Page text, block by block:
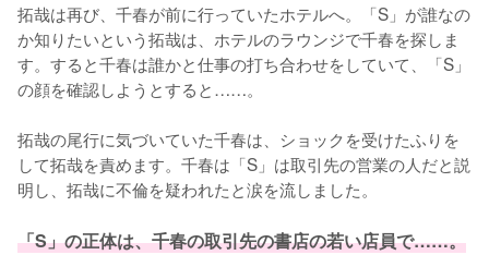
拓哉は再び、千春が前に行っていたホテルへ。「S」が誰なの
か知りたいという拓哉は、ホテルのラウンジで千春を探しま
す。すると千春は誰かと仕事の打ち合わせをしていて、「S」
の顔を確認しようとすると……。
拓哉の尾行に気づいていた千春は、ショックを受けたふりを
して拓哉を責めます。千春は「S」は取引先の営業の人だと説
明し、拓哉に不倫を疑われたと涙を流しました。
「S」の正体は、千春の取引先の書店の若い店員で……。